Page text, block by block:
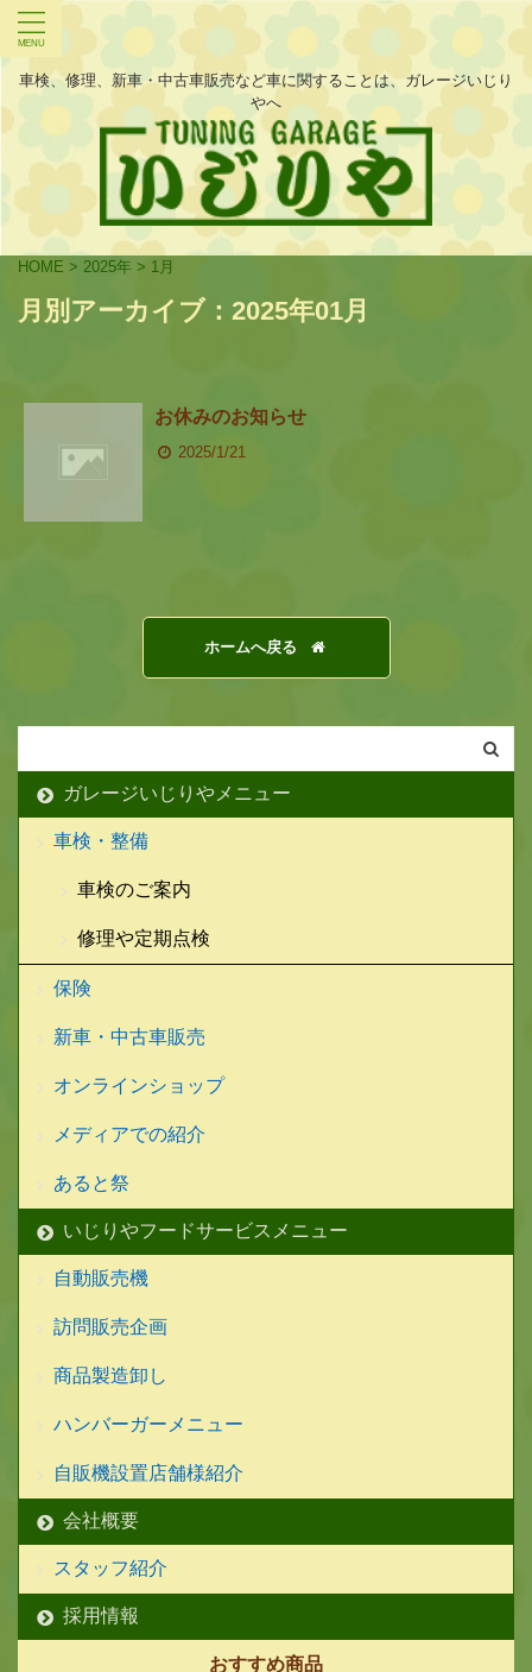
車検、修理、新車・中古車販売など車に関することは、ガレージいじり
やへ
HOME > 2025年 > 1月
月別アーカイブ：2025年01月
お休みのお知らせ
2025/1/21
ホームへ戻る
ガレージいじりやメニュー
車検・整備
車検のご案内
修理や定期点検
保険
新車・中古車販売
オンラインショップ
メディアでの紹介
あると祭
いじりやフードサービスメニュー
自動販売機
訪問販売企画
商品製造卸し
ハンバーガーメニュー
自販機設置店舗様紹介
会社概要
スタッフ紹介
採用情報
おすすめ商品